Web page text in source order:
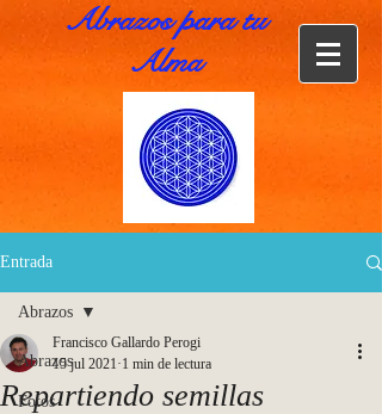
Abrazos para tu
Alma
Entrada
Abrazos
Fotos
Abrazos
Repartiendo semillas
Francisco Gallardo Perogi
15 jul 2021 1 min de lectura